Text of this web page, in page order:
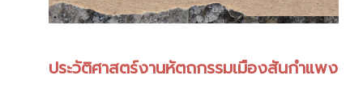
ประวัติศาสตร์งานหัตถกรรมเมืองสันกำแพง